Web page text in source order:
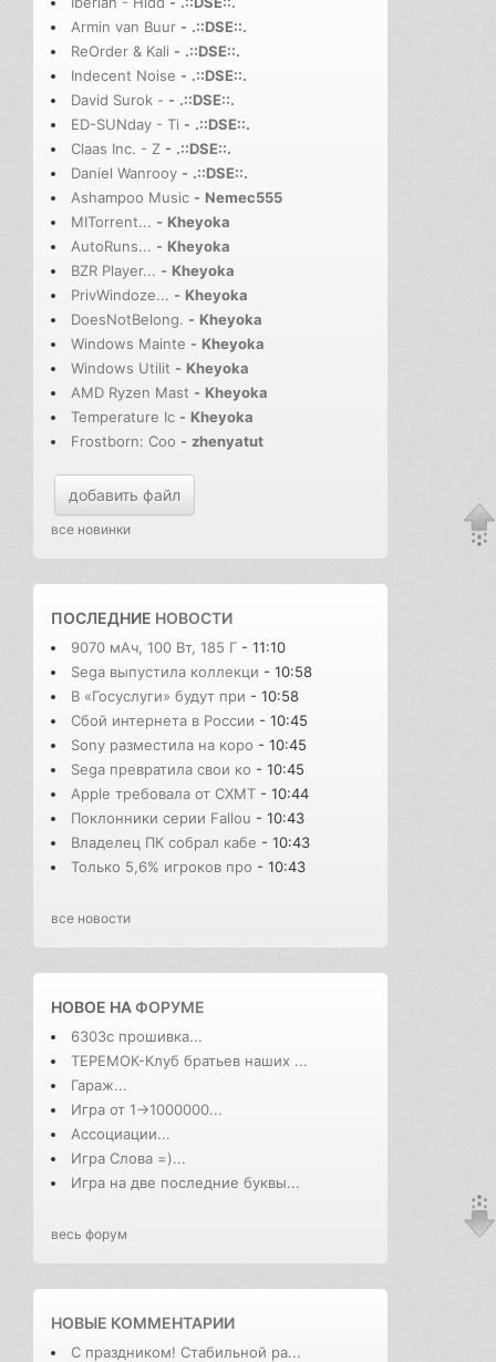
Armin van Buur - .::DSE::.
ReOrder & Kali - .::DSE::.
Indecent Noise - .::DSE::.
David Surok - - .::DSE::.
ED-SUNday - Ti - .::DSE::.
Claas Inc. - Z - .::DSE::.
Daniel Wanrooy - .::DSE::.
Ashampoo Music - Nemec555
MITorrent... - Kheyoka
AutoRuns... - Kheyoka
BZR Player... - Kheyoka
PrivWindoze... - Kheyoka
DoesNotBelong. - Kheyoka
Windows Mainte - Kheyoka
Windows Utilit - Kheyoka
AMD Ryzen Mast - Kheyoka
Temperature Ic - Kheyoka
Frostborn: Coo - zhenyatut
добавить файл
все новинки
ПОСЛЕДНИЕ НОВОСТИ
9070 мАч, 100 Вт, 185 Г - 11:10
Sega выпустила коллекци - 10:58
В «Госуслуги» будут при - 10:58
Сбой интернета в России - 10:45
Sony разместила на коро - 10:45
Sega превратила свои ко - 10:45
Apple требовала от CXMT - 10:44
Поклонники серии Fallou - 10:43
Владелец ПК собрал кабе - 10:43
Только 5,6% игроков про - 10:43
все новости
НОВОЕ НАФОРУМЕ
6303с прошивка...
ТЕРЕМОК-Клуб братьев наших ...
Гараж...
Игра от 1->1000000...
Ассоциации...
Игра Слова =)...
Игра на две последние буквы...
весь форум
НОВЫЕ КОММЕНТАРИИ
С праздником! Стабильной ра...